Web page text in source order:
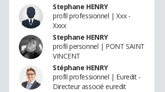
Stephane HENRY
profil professionnel | Xxx -
Xxxx
Stephane HENRY
profil personnel | PONT SAINT
VINCENT
Stéphane HENRY
profil professionnel | Euredit -
Directeur associé euredit